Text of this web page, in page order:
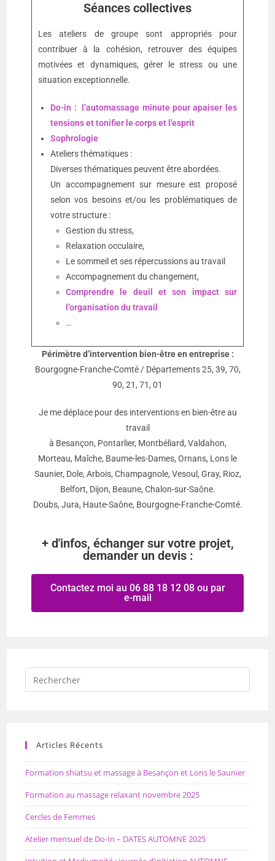
Séances collectives
Les ateliers de groupe sont appropriés pour
contribuer à la cohésion, retrouver des équipes
motivées et dynamiques, gérer le stress ou une
situation exceptionnelle.
Do-in : l’automassage minute pour apaiser les
tensions et tonifier le corps et l’esprit
Sophrologie
Ateliers thématiques :
Diverses thématiques peuvent être abordées.
Un accompagnement sur mesure est proposé
selon vos besoins et/ou les problématiques de
votre structure :
Gestion du stress,
Relaxation occulaire,
Le sommeil et ses répercussions au travail
Accompagnement du changement,
Comprendre le deuil et son impact sur
l’organisation du travail
…
Périmètre d’intervention bien-être en entreprise :
Bourgogne-Franche-Comté / Départements 25, 39, 70,
90, 21, 71, 01
Je me déplace pour des interventions en bien-être au
travail
à Besançon, Pontarlier, Montbéliard, Valdahon,
Morteau, Maîche, Baume-les-Dames, Ornans, Lons le
Saunier, Dole, Arbois, Champagnole, Vesoul, Gray, Rioz,
Belfort, Dijon, Beaune, Chalon-sur-Saône.
Doubs, Jura, Haute-Saône, Bourgogne-Franche-Comté.
+ d'infos, échanger sur votre projet,
demander un devis :
Contactez moi au 06 88 18 12 08 ou par
e-mail
Articles Récents
Formation shiatsu et massage à Besançon et Lons le Saunier
Formation au massage relaxant novembre 2025
Cercles de Femmes
Atelier mensuel de Do-In – DATES AUTOMNE 2025